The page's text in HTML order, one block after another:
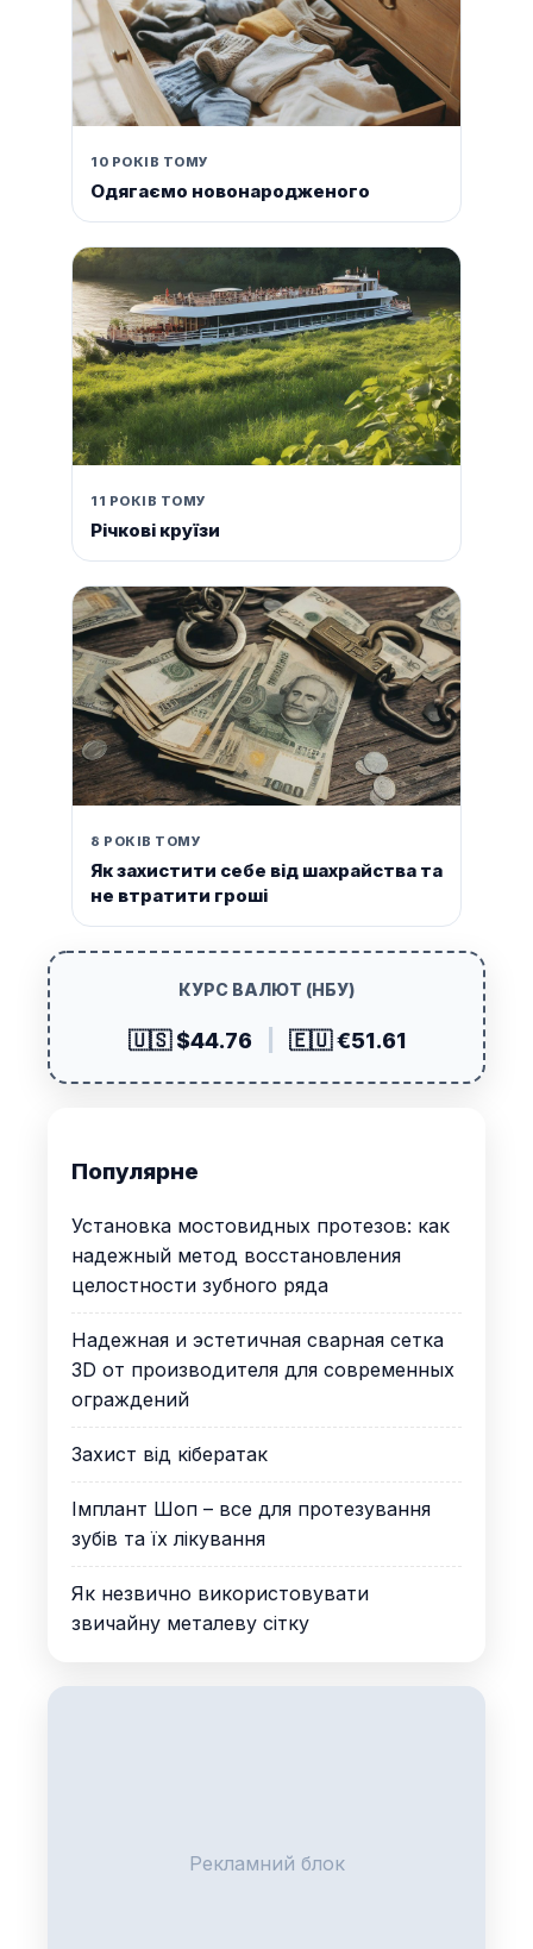
10 РОКІВ ТОМУ
Одягаємо новонародженого
11 РОКІВ ТОМУ
Річкові круїзи
8 РОКІВ ТОМУ
Як захистити себе від шахрайства та
не втратити гроші
КУРС ВАЛЮТ (НБУ)
🇺🇸 $44.76 🇪🇺 €51.61
Популярне
Установка мостовидных протезов: как
надежный метод восстановления
целостности зубного ряда
Надежная и эстетичная сварная сетка
3D от производителя для современных
ограждений
Захист від кібератак
Імплант Шоп – все для протезування
зубів та їх лікування
Як незвично використовувати
звичайну металеву сітку
Рекламний блок